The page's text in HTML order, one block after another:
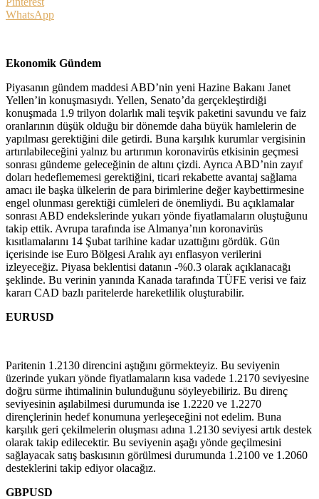
WhatsApp
Ekonomik Gündem
Piyasanın gündem maddesi ABD’nin yeni Hazine Bakanı Janet
Yellen’in konuşmasıydı. Yellen, Senato’da gerçekleştirdiği
konuşmada 1.9 trilyon dolarlık mali teşvik paketini savundu ve faiz
oranlarının düşük olduğu bir dönemde daha büyük hamlelerin de
yapılması gerektiğini dile getirdi. Buna karşılık kurumlar vergisinin
artırılabileceğini yalnız bu artırımın koronavirüs etkisinin geçmesi
sonrası gündeme geleceğinin de altını çizdi. Ayrıca ABD’nin zayıf
doları hedeflememesi gerektiğini, ticari rekabette avantaj sağlama
amacı ile başka ülkelerin de para birimlerine değer kaybettirmesine
engel olunması gerektiği cümleleri de önemliydi. Bu açıklamalar
sonrası ABD endekslerinde yukarı yönde fiyatlamaların oluştuğunu
takip ettik. Avrupa tarafında ise Almanya’nın koronavirüs
kısıtlamalarını 14 Şubat tarihine kadar uzattığını gördük. Gün
içerisinde ise Euro Bölgesi Aralık ayı enflasyon verilerini
izleyeceğiz. Piyasa beklentisi datanın -%0.3 olarak açıklanacağı
şeklinde. Bu verinin yanında Kanada tarafında TÜFE verisi ve faiz
kararı CAD bazlı paritelerde hareketlilik oluşturabilir.
EURUSD
Paritenin 1.2130 direncini aştığını görmekteyiz. Bu seviyenin
üzerinde yukarı yönde fiyatlamaların kısa vadede 1.2170 seviyesine
doğru sürme ihtimalinin bulunduğunu söyleyebiliriz. Bu direnç
seviyesinin aşılabilmesi durumunda ise 1.2220 ve 1.2270
dirençlerinin hedef konumuna yerleşeceğini not edelim. Buna
karşılık geri çekilmelerin oluşması adına 1.2130 seviyesi artık destek
olarak takip edilecektir. Bu seviyenin aşağı yönde geçilmesini
sağlayacak satış baskısının görülmesi durumunda 1.2100 ve 1.2060
desteklerini takip ediyor olacağız.
GBPUSD